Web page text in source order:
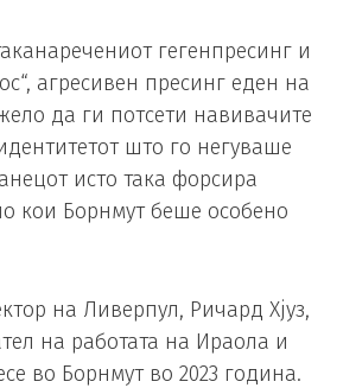
гегенпресинг и
агресивен пресинг еден на
да ги потсети навивачите
што го негуваше
исто така форсира
кои Борнмут беше особено
на Ливерпул, Ричард Хјуз,
на работата на Ираола и
во Борнмут во 2023 година.